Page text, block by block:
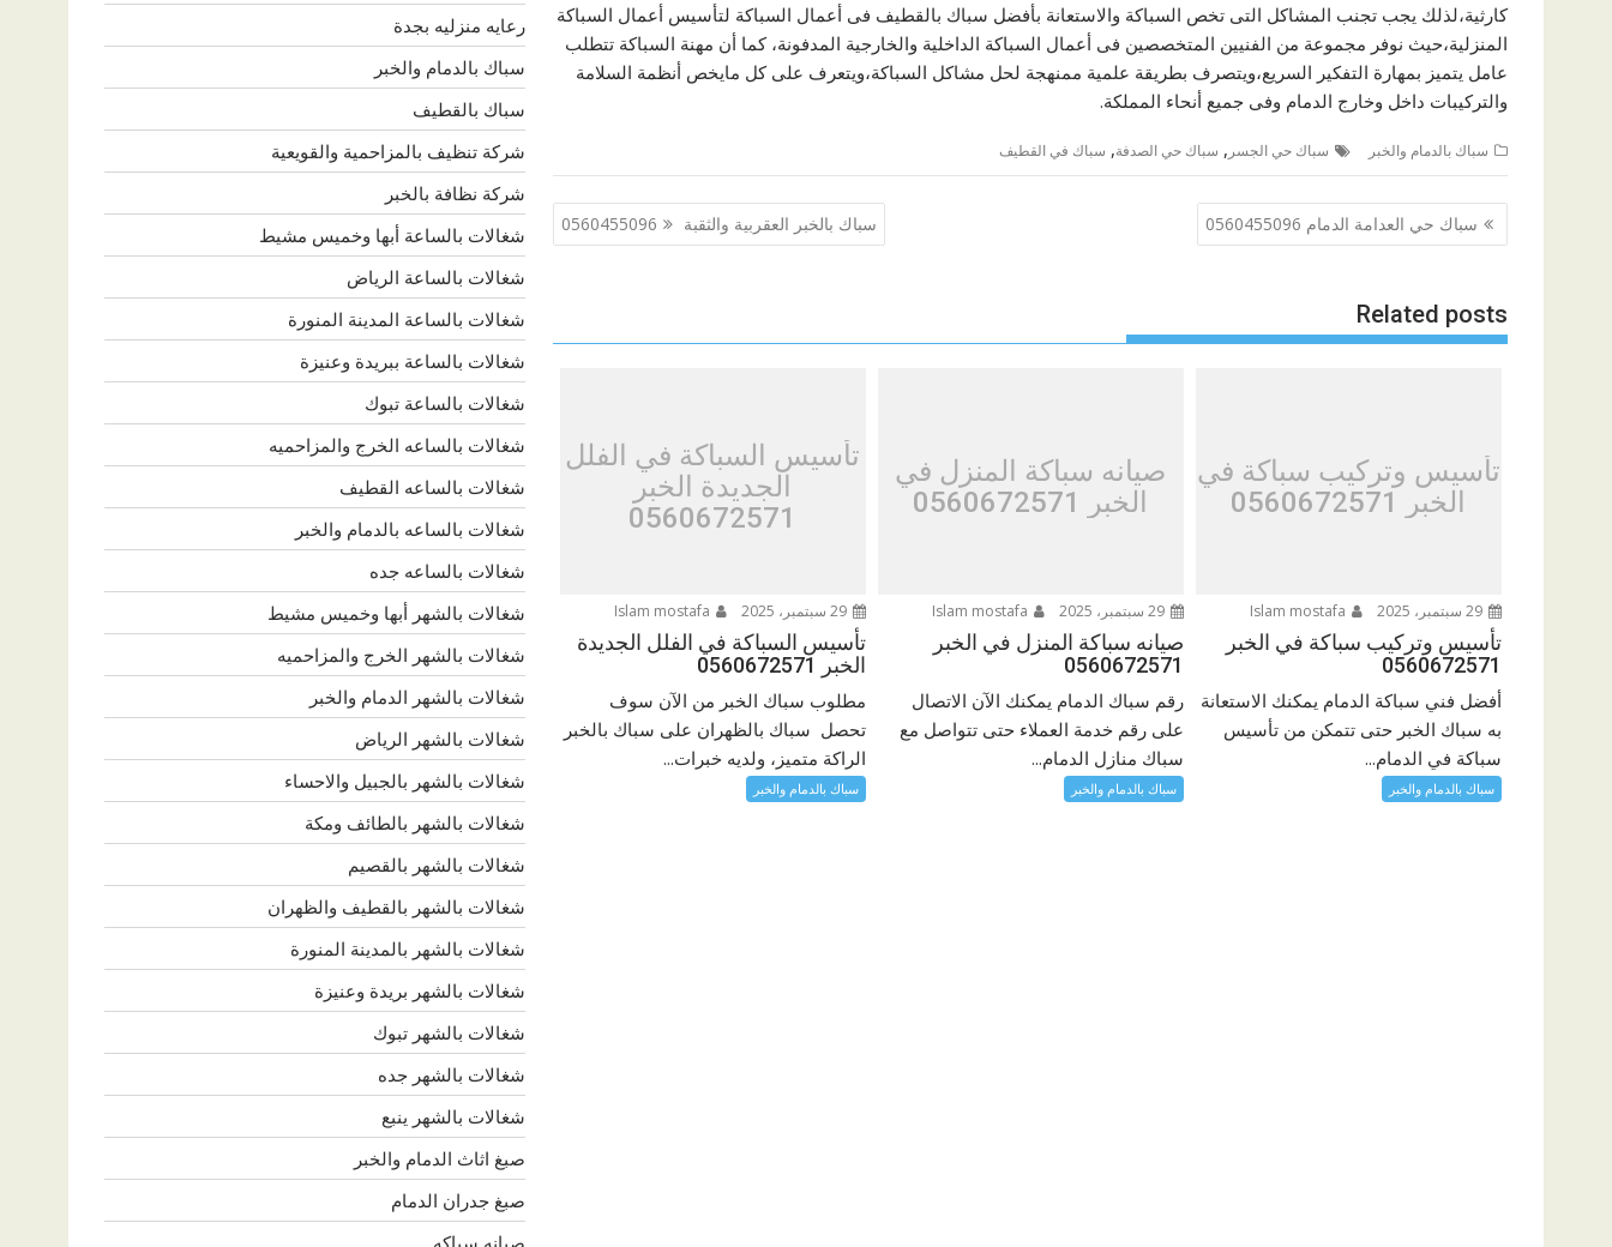
كارثية،لذلك يجب تجنب المشاكل التى تخص السباكة والاستعانة بأفضل سباك بالقطيف فى أعمال السباكة لتأسيس أعمال السباكة
المنزلية،حيث نوفر مجموعة من الفنيين المتخصصين فى أعمال السباكة الداخلية والخارجية المدفونة، كما أن مهنة السباكة تتطلب
عامل يتميز بمهارة التفكير السريع،ويتصرف بطريقة علمية ممنهجة لحل مشاكل السباكة،ويتعرف على كل مايخص أنظمة السلامة
والتركيبات داخل وخارج الدمام وفى جميع أنحاء المملكة.
سباك بالدمام والخبر سباك حي الجسر , سباك حي الصدفة, سباك في القطيف
تصفّح
المقالات
سباك حي العدامة الدمام 0560455096 سباك بالخبر العقربية والثقبة 0560455096
Related posts
تأسيس وتركيب سباكة في
الخبر 0560672571
تأسيس وتركيب سباكة في الخبر
0560672571
أفضل فني سباكة الدمام يمكنك الاستعانة
به سباك الخبر حتى تتمكن من تأسيس
سباكة في الدمام...
سباك بالدمام والخبر
صيانه سباكة المنزل في
الخبر 0560672571
29 سبتمبر، 2025
صيانه سباكة المنزل في الخبر
0560672571
رقم سباك الدمام يمكنك الآن الاتصال
على رقم خدمة العملاء حتى تتواصل مع
سباك منازل الدمام...
سباك بالدمام والخبر
تأسيس السباكة في الفلل
الجديدة الخبر
0560672571
29 سبتمبر، 2025
تأسيس السباكة في الفلل الجديدة
الخبر 0560672571
مطلوب سباك الخبر من الآن سوف
تحصل سباك بالظهران على سباك بالخبر
الراكة متميز، ولديه خبرات...
سباك بالدمام والخبر
رعايه منزليه بجدة
سباك بالدمام والخبر
سباك بالقطيف
شركة تنظيف بالمزاحمية والقويعية
شركة نظافة بالخبر
شغالات بالساعة أبها وخميس مشيط
شغالات بالساعة الرياض
شغالات بالساعة المدينة المنورة
شغالات بالساعة ببريدة وعنيزة
شغالات بالساعة تبوك
شغالات بالساعه الخرج والمزاحميه
شغالات بالساعه القطيف
شغالات بالساعه بالدمام والخبر
شغالات بالساعه جده
شغالات بالشهر أبها وخميس مشيط
شغالات بالشهر الخرج والمزاحميه
شغالات بالشهر الدمام والخبر
شغالات بالشهر الرياض
شغالات بالشهر بالجبيل والاحساء
شغالات بالشهر بالطائف ومكة
شغالات بالشهر بالقصيم
شغالات بالشهر بالقطيف والظهران
شغالات بالشهر بالمدينة المنورة
شغالات بالشهر بريدة وعنيزة
شغالات بالشهر تبوك
شغالات بالشهر جده
شغالات بالشهر ينبع
صبغ اثاث الدمام والخبر
صبغ جدران الدمام
صيانه سباكه